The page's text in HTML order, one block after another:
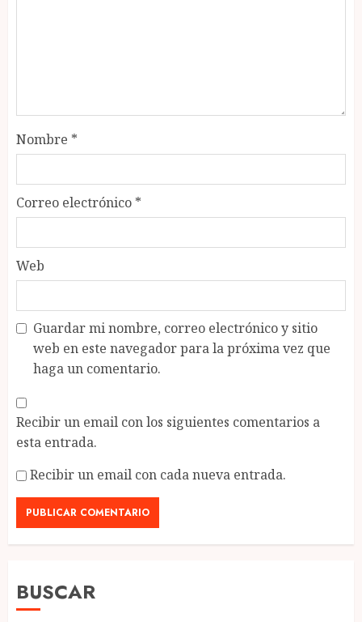
Nombre *
Correo electrónico *
Web
Guardar mi nombre, correo electrónico y sitio
web en este navegador para la próxima vez que
haga un comentario.
Recibir un email con los siguientes comentarios a
esta entrada.
Recibir un email con cada nueva entrada.
BUSCAR